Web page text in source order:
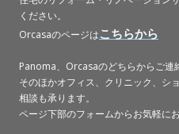
ください。
Orcasaのページはこちらから
Panoma、Orcasaのどちらからご連
そのほかオフィス、クリニック、シ
相談も承ります。
ページ下部のフォームからお気軽に